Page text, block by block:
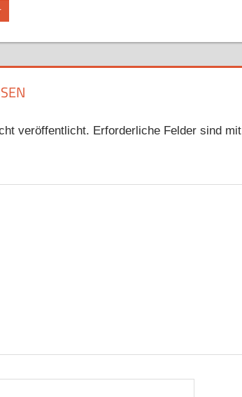
veröffentlicht. Erforderliche Felder sind mit